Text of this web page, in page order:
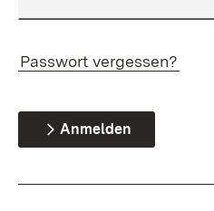
Passwort vergessen?
Anmelden